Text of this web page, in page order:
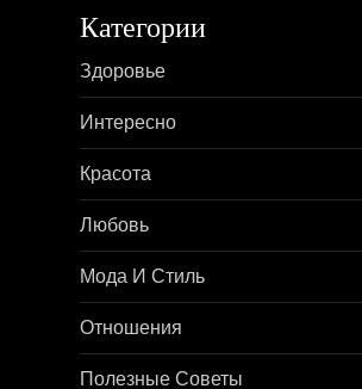
а
ц
и
я
п
о
з
Категории
Здоровье
Интересно
Красота
Любовь
Мода И Стиль
Отношения
Полезные Советы